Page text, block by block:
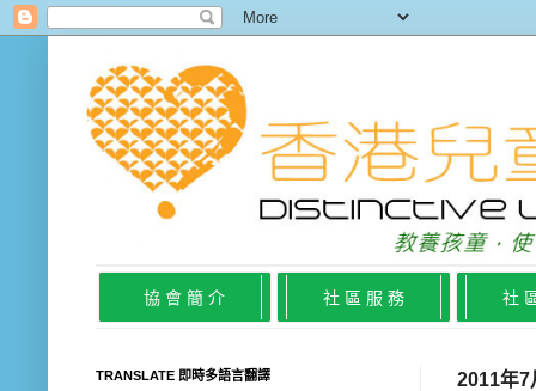
協 會 簡 介 社 區 服 務 社
2011年7
TRANSLATE 即時多語言翻譯